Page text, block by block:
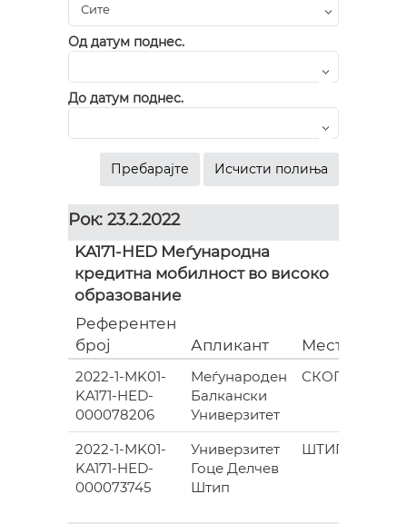
Од датум поднес.
До датум поднес.
Рок: 23.2.2022
KA171-HED Меѓународна
кредитна мобилност во високо
образование
Референтен
број
Апликант Место
2022-1-MK01-
KA171-HED-
000078206
Меѓународен
Балкански
Универзитет
СКОПЈЕ
2022-1-MK01-
KA171-HED-
000073745
Универзитет
Гоце Делчев
Штип
ШТИП